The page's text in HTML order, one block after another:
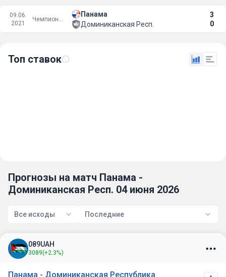
09.06.
2021
Панама
3
0
Доминиканская Респ.
Топ ставок
Прогнозы на матч Панама -
Доминиканская Респ. 04 июня 2026
Все исходы Последние
089UAH
3089(+2.3%)
Панама - Доминиканская Республика